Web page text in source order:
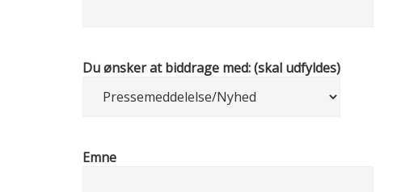
Du ønsker at biddrage med: (skal udfyldes)
Emne